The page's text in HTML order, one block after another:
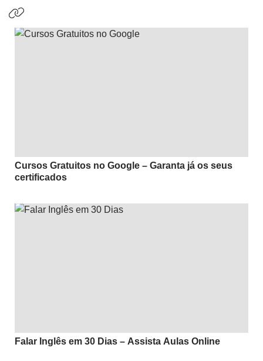
Cursos Gratuitos no Google – Garanta já os seus
certificados
Falar Inglês em 30 Dias – Assista Aulas Online